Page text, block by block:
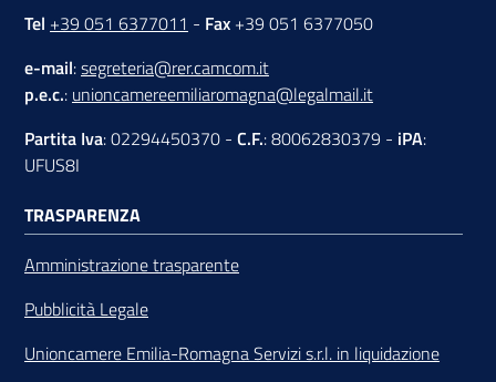
Tel +39 051 6377011 - Fax +39 051 6377050
e-mail:segreteria@rer.camcom.it
p.e.c.: unioncamereemiliaromagna@legalmail.it
Partita Iva: 02294450370 - C.F.: 80062830379 - iPA:
UFUS8I
TRASPARENZA
Amministrazione trasparente
Pubblicità Legale
Unioncamere Emilia-Romagna Servizi s.r.l. in liquidazione